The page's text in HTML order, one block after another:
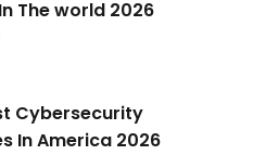
The world 2026
Cybersecurity
In America 2026